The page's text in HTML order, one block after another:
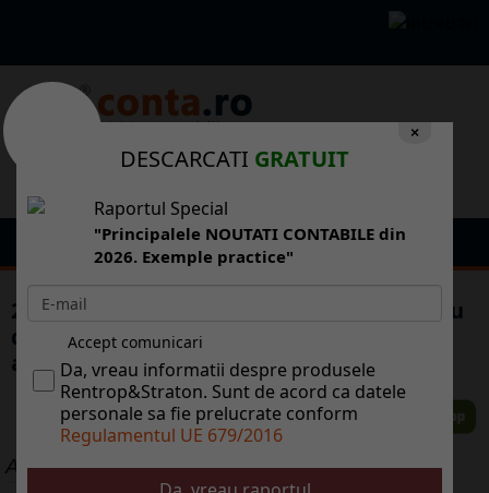
25 octombrie este termenul limita pentru
declararea si plata impozitului specific
aferent semestrului I 2020
ALTE ARTICOLE
×
DESCARCATI GRATUIT
Raportul Special
"Principalele NOUTATI CONTABILE din
2026. Exemple practice"
Accept comunicari
Da, vreau informatii despre produsele
Rentrop&Straton. Sunt de acord ca datele
personale sa fie prelucrate conform
Regulamentul UE 679/2016